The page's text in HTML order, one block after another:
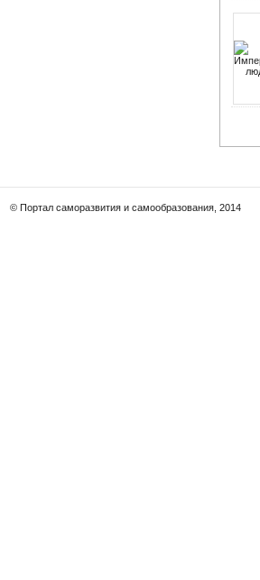
© Портал саморазвития и самообразования, 2014